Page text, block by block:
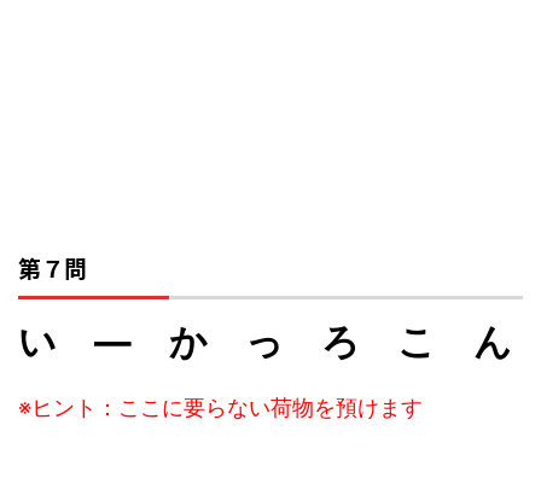
第７問
い ― か っ ろ こ ん
※ヒント：ここに要らない荷物を預けます